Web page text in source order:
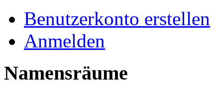
Benutzerkonto erstellen
Anmelden
Namensräume